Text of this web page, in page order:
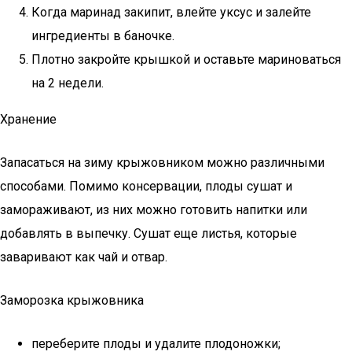
Когда маринад закипит, влейте уксус и залейте
ингредиенты в баночке.
Плотно закройте крышкой и оставьте мариноваться
на 2 недели.
Хранение
Запасаться на зиму крыжовником можно различными
способами. Помимо консервации, плоды сушат и
замораживают, из них можно готовить напитки или
добавлять в выпечку. Сушат еще листья, которые
заваривают как чай и отвар.
Заморозка крыжовника
переберите плоды и удалите плодоножки;